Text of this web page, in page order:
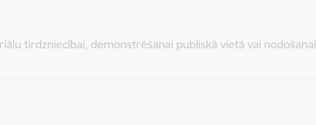
tirdzniecībai, demonstrēšanai publiskā vietā vai nodošanai